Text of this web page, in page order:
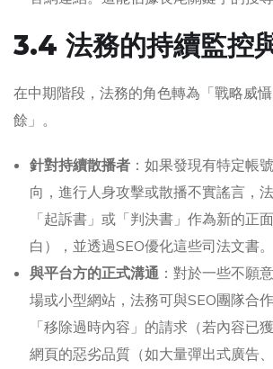
3.4 法務的持續監控
在中期階段，法務的角色轉為「戰略威
餘」。
針對持續散播者 ：如果發現有特定帳
向，進行人身攻擊或散播不實謠言，
「起訴書」或「判決書」作為新的正
白），並透過SEO優化這些司法文書。
與平台方的正式溝通 ：對於一些不願
場或小型網站，法務可與SEO團隊合
「移除過時內容」的請求（若內容已
網頁的惡劣品質（如大量彈出式廣告